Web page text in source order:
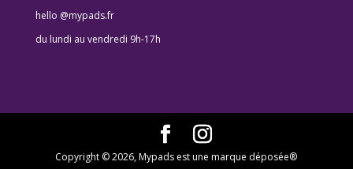
hello @mypads.fr
du lundi au vendredi 9h-17h
Copyright © 2026, Mypads est une marque déposée®